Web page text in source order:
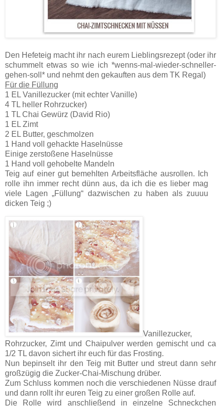
Den Hefeteig macht ihr nach eurem Lieblingsrezept (oder ihr
schummelt etwas so wie ich *wenns-mal-wieder-schneller-
gehen-soll* und nehmt den gekauften aus dem TK Regal)
Für die Füllung
1 EL Vanillezucker (mit echter Vanille)
4 TL heller Rohrzucker)
1 TL Chai Gewürz (David Rio)
1 EL Zimt
2 EL Butter, geschmolzen
1 Hand voll gehackte Haselnüsse
Einige zerstoßene Haselnüsse
1 Hand voll gehobelte Mandeln
Teig auf einer gut bemehlten Arbeitsfläche ausrollen. Ich
rolle ihn immer recht dünn aus, da ich die es lieber mag
viele Lagen „Füllung“ dazwischen zu haben als zuuuu
dicken Teig ;)
Vanillezucker,
Rohrzucker, Zimt und Chaipulver werden gemischt und ca
1/2 TL davon sichert ihr euch für das Frosting.
Nun bepinselt ihr den Teig mit Butter und streut dann sehr
großzügig die Zucker-Chai-Mischung drüber.
Zum Schluss kommen noch die verschiedenen Nüsse drauf
und dann rollt ihr euren Teig zu einer großen Rolle auf.
Die Rolle wird anschließend in einzelne Schneckchen